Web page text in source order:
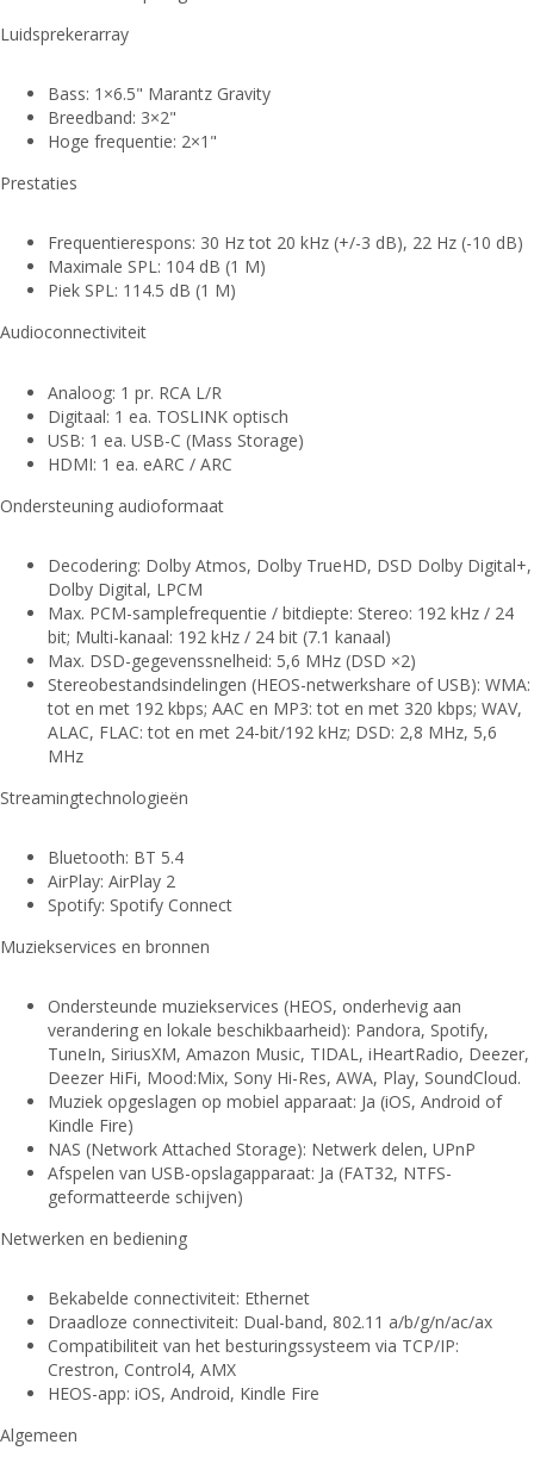
Luidsprekerarray
Bass: 1×6.5" Marantz Gravity
Breedband: 3×2"
Hoge frequentie: 2×1"
Prestaties
Frequentierespons: 30 Hz tot 20 kHz (+/-3 dB), 22 Hz (-10 dB)
Maximale SPL: 104 dB (1 M)
Piek SPL: 114.5 dB (1 M)
Audioconnectiviteit
Analoog: 1 pr. RCA L/R
Digitaal: 1 ea. TOSLINK optisch
USB: 1 ea. USB-C (Mass Storage)
HDMI: 1 ea. eARC / ARC
Ondersteuning audioformaat
Decodering: Dolby Atmos, Dolby TrueHD, DSD Dolby Digital+,
Dolby Digital, LPCM
Max. PCM-samplefrequentie / bitdiepte: Stereo: 192 kHz / 24
bit; Multi-kanaal: 192 kHz / 24 bit (7.1 kanaal)
Max. DSD-gegevenssnelheid: 5,6 MHz (DSD ×2)
Stereobestandsindelingen (HEOS-netwerkshare of USB): WMA:
tot en met 192 kbps; AAC en MP3: tot en met 320 kbps; WAV,
ALAC, FLAC: tot en met 24-bit/192 kHz; DSD: 2,8 MHz, 5,6
MHz
Streamingtechnologieën
Bluetooth: BT 5.4
AirPlay: AirPlay 2
Spotify: Spotify Connect
Muziekservices en bronnen
Ondersteunde muziekservices (HEOS, onderhevig aan
verandering en lokale beschikbaarheid): Pandora, Spotify,
TuneIn, SiriusXM, Amazon Music, TIDAL, iHeartRadio, Deezer,
Deezer HiFi, Mood:Mix, Sony Hi-Res, AWA, Play, SoundCloud.
Muziek opgeslagen op mobiel apparaat: Ja (iOS, Android of
Kindle Fire)
NAS (Network Attached Storage): Netwerk delen, UPnP
Afspelen van USB-opslagapparaat: Ja (FAT32, NTFS-
geformatteerde schijven)
Netwerken en bediening
Bekabelde connectiviteit: Ethernet
Draadloze connectiviteit: Dual-band, 802.11 a/b/g/n/ac/ax
Compatibiliteit van het besturingssysteem via TCP/IP:
Crestron, Control4, AMX
HEOS-app: iOS, Android, Kindle Fire
Algemeen